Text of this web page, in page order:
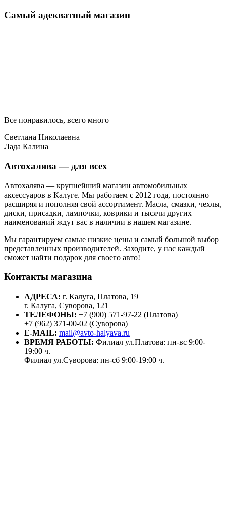
Самый адекватный магазин
Все понравилось, всего много
Светлана Николаевна
Лада Калина
Автохалява — для всех
Автохалява — крупнейший магазин автомобильных
аксессуаров в Калуге. Мы работаем с 2012 года, постоянно
расширяя и пополняя свой ассортимент. Масла, смазки, чехлы,
диски, присадки, лампочки, коврики и тысячи других
наименований ждут вас в наличии в нашем магазине.
Мы гарантируем самые низкие цены и самый большой выбор
представленных производителей. Заходите, у нас каждый
сможет найти подарок для своего авто!
Контакты магазина
АДРЕСА: г. Калуга, Платова, 19
г. Калуга, Суворова, 121
ТЕЛЕФОНЫ: +7 (900) 571-97-22 (Платова)
+7 (962) 371-00-02 (Суворова)
E-MAIL: mail@avto-halyava.ru
ВРЕМЯ РАБОТЫ: Филиал ул.Платова: пн-вс 9:00-
19:00 ч.
Филиал ул.Суворова: пн-сб 9:00-19:00 ч.